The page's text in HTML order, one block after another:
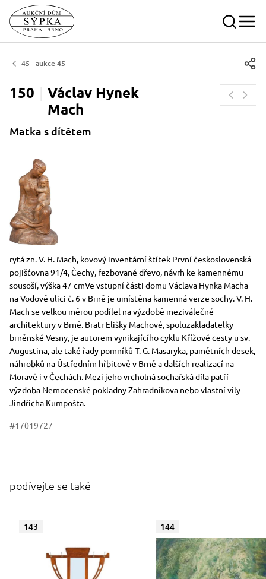
45 - aukce 45
150
Václav Hynek
Mach
Matka s dítětem
Rozměry
Stručný popis předmětu
rytá zn. V. H. Mach, kovový inventární štítek První československá
pojišťovna 91/4, Čechy, řezbované dřevo, návrh ke kamennému
sousoší, výška 47 cmVe vstupní části domu Václava Hynka Macha
na Vodově ulici č. 6 v Brně je umístěna kamenná verze sochy. V. H.
Mach se velkou měrou podílel na výzdobě meziválečné
architektury v Brně. Bratr Elišky Machové, spoluzakladatelky
brněnské Vesny, je autorem vynikajícího cyklu Křížové cesty u sv.
Augustina, ale také řady pomníků T. G. Masaryka, pamětních desek,
náhrobků na Ústředním hřbitově v Brně a dalších realizací na
Moravě i v Čechách. Mezi jeho vrcholná sochařská díla patří
výzdoba Nemocenské pokladny Zahradníkova nebo vlastní vily
Jindřicha Kumpošta.
#17019727
podívejte se také
143 144